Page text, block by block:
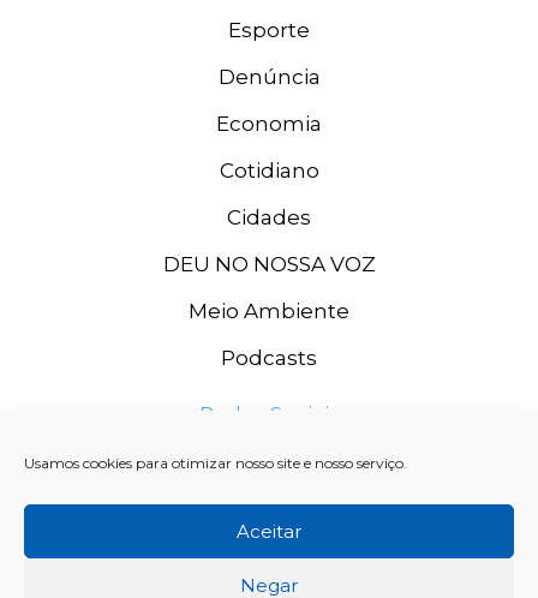
Usamos cookies para otimizar nosso site e nosso serviço.
Aceitar
Negar
Esporte
Denúncia
Economia
Cotidiano
Cidades
DEU NO NOSSA VOZ
Meio Ambiente
Podcasts
Redes Sociais